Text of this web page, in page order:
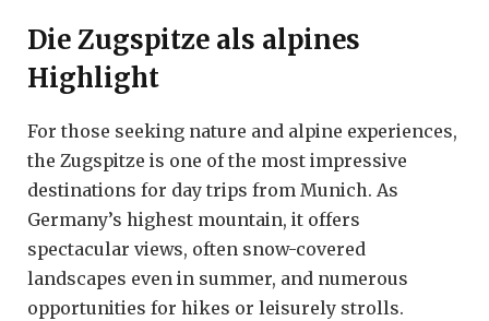
Die Zugspitze als alpines
Highlight
For those seeking nature and alpine experiences,
the Zugspitze is one of the most impressive
destinations for day trips from Munich. As
Germany’s highest mountain, it offers
spectacular views, often snow-covered
landscapes even in summer, and numerous
opportunities for hikes or leisurely strolls.